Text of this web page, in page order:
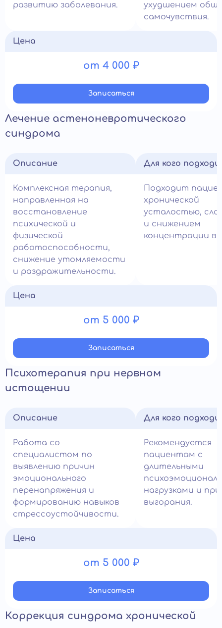
развитию заболевания.
ухудшением
самочувствия.
Цена
от 4 000 ₽
Записатьcя
Лечение астеноневротического
синдрома
Описание
Комплексная терапия,
направленная на
восстановление
психической и
физической
работоспособности,
снижение утомляемости
и раздражительности.
Для кого
Подходит
хронической
усталостью,
и снижением
концентрации
Цена
от 5 000 ₽
Записатьcя
Психотерапия при нервном
истощении
Описание
Работа со
специалистом по
выявлению причин
эмоционального
перенапряжения и
формированию навыков
стрессоустойчивости.
Для кого
Рекомендуется
пациентам с
длительными
нагрузками и
выгорания.
Цена
от 5 000 ₽
Записатьcя
Коррекция синдрома хронической